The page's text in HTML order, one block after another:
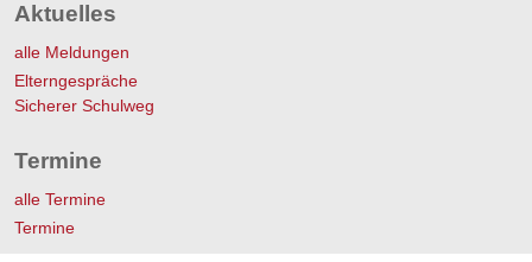
Aktuelles
alle Meldungen
Elterngespräche
Sicherer Schulweg
Termine
alle Termine
Termine